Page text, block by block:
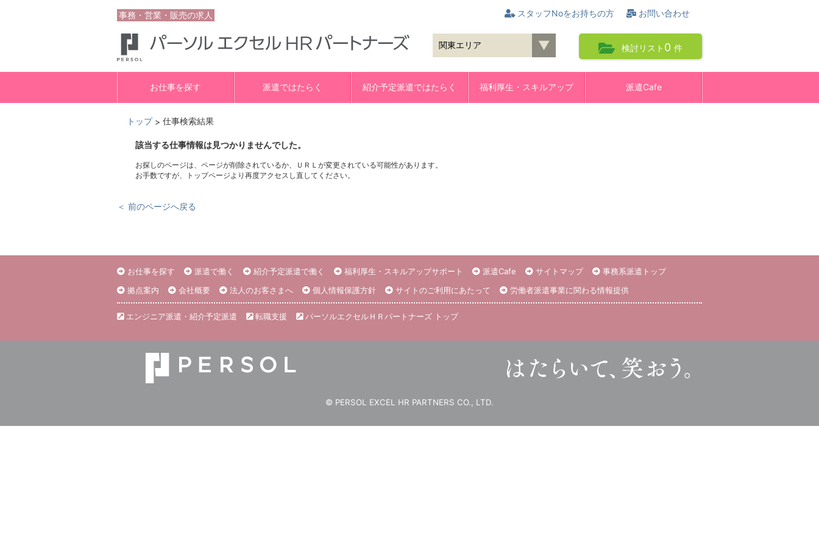
事務・営業・販売の求人 スタッフNoをお持ちの方 お問い合わせ
検討リスト 0件
お仕事を探す 派遣ではたらく 紹介予定派遣ではたらく 福利厚生・スキルアップ 派遣Cafe
トップ > 仕事検索結果
該当する仕事情報は見つかりませんでした。
お探しのページは、ページが削除されているか、ＵＲＬが変更されている可能性があります。
お手数ですが、トップページより再度アクセスし直してください。
＜ 前のページへ戻る
お仕事を探す 派遣で働く 紹介予定派遣で働く 福利厚生・スキルアップサポート 派遣Cafe サイトマップ
事務系派遣トップ
拠点案内
会社概要 法人のお客さまへ 個人情報保護方針 サイトのご利用にあたって 労働者派遣事業に関わる情報提供
エンジニア派遣・紹介予定派遣 転職支援 パーソルエクセルＨＲパートナーズ トップ
© PERSOL EXCEL HR PARTNERS CO., LTD.